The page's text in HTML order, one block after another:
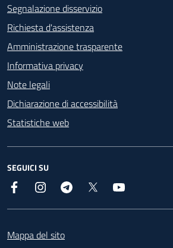
Segnalazione disservizio
Richiesta d'assistenza
Amministrazione trasparente
Informativa privacy
Note legali
Dichiarazione di accessibilità
Statistiche web
SEGUICI SU
Facebook InstagramTelegram
Mappa del sito